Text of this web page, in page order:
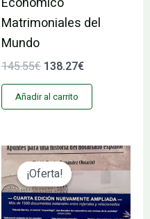
Matrimoniales del
Mundo
145.55€ 138.27€
Añadir al carrito
¡Oferta!
¡Oferta!
El
precio
original
era:
29.95€.
El
precio
actual
es:
28.45€.